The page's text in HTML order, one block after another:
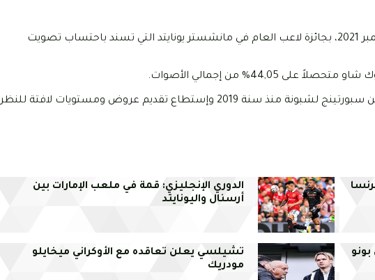
توج لاعب وسط الميدان البرتغالي برونو فيرنانديز اليوم الإثنين 21 ديسمبر 2021، بجائزة لاعب العام في مانشستر يونايتد التي تسند باحتساب تصويت
من إجمالي الأصوات.
وانضم فيرنانديز البالغ من العمر 27 عام إلى مانشستر يونايتد قادمًا من سبورتينج لشبونة منذ سنة 2019 وإستطاع تقديم عروض ومستويات لافتة للنظر
الدوري الإنجليزي: قمة في ملعب الإمارات بين
أرسنال واليونايتد
تشيلسي يعلن تعاقده مع الأوكراني ميخايلو
مودريك